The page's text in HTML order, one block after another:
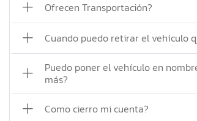
Ofrecen Transportación?
Cuando puedo retirar el vehículo
Puedo poner el vehículo en
más?
Como cierro mi cuenta?